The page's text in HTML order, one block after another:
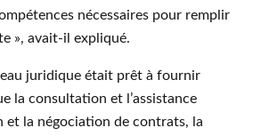
nécessaires pour remplir
», avait-il expliqué.
juridique était prêt à fournir
la consultation et l’assistance
et la négociation de contrats, la